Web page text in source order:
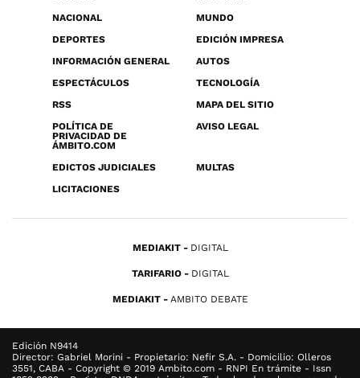
NACIONAL
MUNDO
DEPORTES
EDICIÓN IMPRESA
INFORMACIÓN GENERAL
AUTOS
ESPECTÁCULOS
TECNOLOGÍA
RSS
MAPA DEL SITIO
POLÍTICA DE
PRIVACIDAD DE
ÁMBITO.COM
AVISO LEGAL
EDICTOS JUDICIALES
MULTAS
LICITACIONES
MEDIAKIT DIGITAL
TARIFARIO DIGITAL
MEDIAKIT AMBITO DEBATE
Edición N9414
Director: Gabriel Morini - Propietario: Nefir S.A. - Domicilio: Olleros
3551, CABA - Copyright © 2019 Ambito.com - RNPI En trámite - Issn